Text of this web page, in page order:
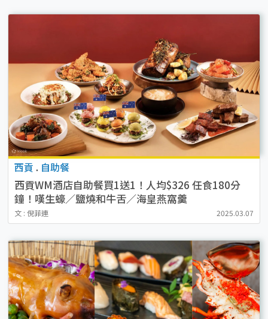
西貢 . 自助餐
西貢WM酒店自助餐買1送1！人均$326 任食180分
鐘！嘆生蠔／鹽燒和牛舌／海皇燕窩羹
文 : 倪菲連 2025.03.07